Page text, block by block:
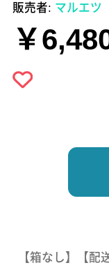
販売者: マルエツ
￥
【箱なし】【配